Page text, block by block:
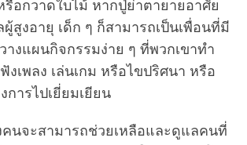
อกวาดใบไม้ หากปู่ย่าตายายอาศัย
สูงอายุ เด็ก ๆ ก็สามารถเป็นเพื่อนที่มี
างแผนกิจกรรมง่าย ๆ ที่พวกเขาทำ
งเพลง เล่นเกม หรือไขปริศนา หรือ
การไปเยี่ยมเยียน
คนจะสามารถช่วยเหลือและดูแลคนที่